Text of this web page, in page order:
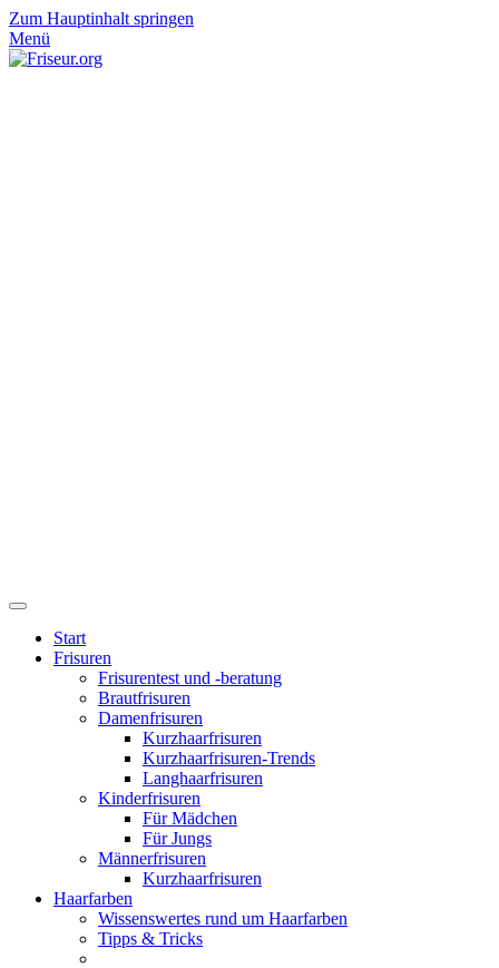
Zum Hauptinhalt springen
Menü
Start
Frisuren
Frisurentest und -beratung
Brautfrisuren
Damenfrisuren
Kurzhaarfrisuren
Kurzhaarfrisuren-Trends
Langhaarfrisuren
Kinderfrisuren
Für Mädchen
Für Jungs
Männerfrisuren
Kurzhaarfrisuren
Haarfarben
Wissenswertes rund um Haarfarben
Tipps & Tricks